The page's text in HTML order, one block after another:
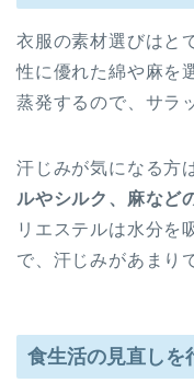
衣服の素材選びはと
性に優れた綿や麻を
蒸発するので、サラ
汗じみが気になる方
ルやシルク、麻など
リエステルは水分を
で、汗じみがあまり
食生活の見直しを